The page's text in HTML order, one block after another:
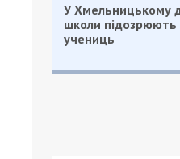
У Хмельницькому
школи підозрюють
учениць